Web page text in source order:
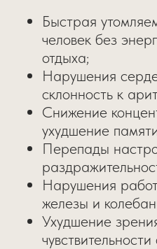
Быстрая
человек без
отдыха;
Нарушения
склонность к
Снижение
ухудшение
Перепады
Нарушения
железы и
Ухудшение
чувствительности